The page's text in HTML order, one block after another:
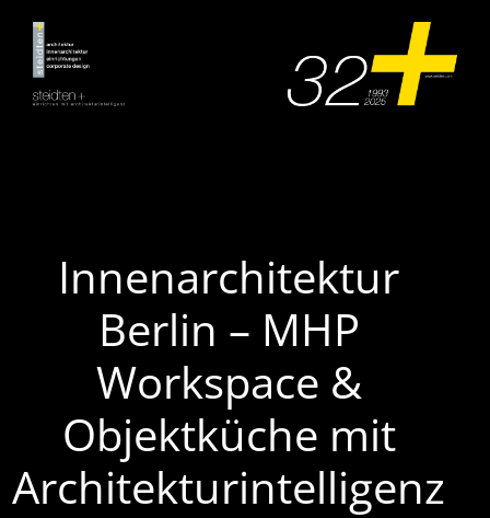
Inhalt
springen
Innenarchitektur
Berlin – MHP
Workspace &
Objektküche mit
Architekturintelligenz